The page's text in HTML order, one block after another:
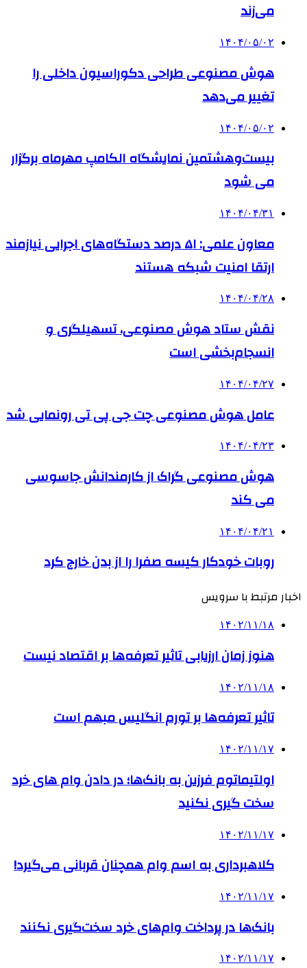
می‌زند
۱۴۰۴/۰۵/۰۲
هوش مصنوعی طراحی دکوراسیون داخلی را
تغییر می‌دهد
۱۴۰۴/۰۵/۰۲
بیست‌وهشتمین نمایشگاه الکامپ مهرماه برگزار
می شود
۱۴۰۴/۰۴/۳۱
معاون علمی: ۵۱ درصد دستگاه‌های اجرایی نیازمند
ارتقا امنیت شبکه هستند
۱۴۰۴/۰۴/۲۸
نقش ستاد هوش مصنوعی، تسهیلگری و
انسجام‌بخشی است
۱۴۰۴/۰۴/۲۷
عامل هوش مصنوعی چت جی پی تی رونمایی شد
۱۴۰۴/۰۴/۲۳
هوش مصنوعی گراک از کارمندانش جاسوسی
می کند
۱۴۰۴/۰۴/۲۱
روبات خودکار کیسه صفرا را از بدن خارج کرد
اخبار مرتبط با سرویس
۱۴۰۲/۱۱/۱۸
هنوز زمان ارزیابی تاثیر تعرفه‌ها بر اقتصاد نیست
۱۴۰۲/۱۱/۱۸
تاثیر تعرفه‎‌ها بر تورم انگلیس مبهم است
۱۴۰۲/۱۱/۱۷
اولتیماتوم فرزین به بانک‌ها؛ در دادن وام های خرد
سخت گیری نکنید
۱۴۰۲/۱۱/۱۷
کلاهبرداری به اسم وام‌ همچنان قربانی می‌گیرد!
۱۴۰۲/۱۱/۱۷
بانک‌ها در پرداخت وام‌های خرد سخت‌گیری نکنند
۱۴۰۲/۱۱/۱۷